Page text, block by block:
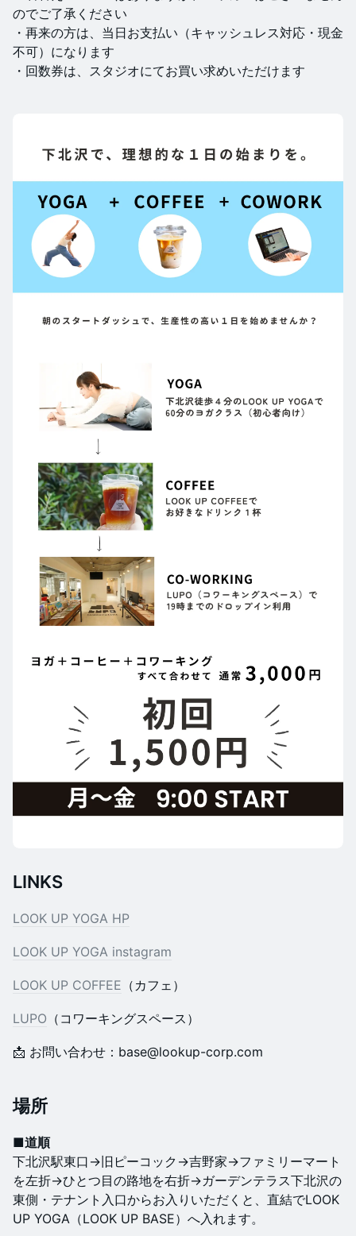
のでご了承ください
​・再来の方は、当日お支払い（キャッシュレス対応・現金
不可）になります
​・回数券は、スタジオにてお買い求めいただけます
LINKS
LOOK UP YOGA HP
LOOK UP YOGA instagram
LOOK UP COFFEE （カフェ）
LUPO （コワーキングスペース）
📩 お問い合わせ：base@lookup-corp.com
場所
■道順
下北沢駅東口→旧ピーコック→吉野家→ファミリーマート
を左折→ひとつ目の路地を右折→ガーデンテラス下北沢の
東側・テナント入口からお入りいただくと、直結でLOOK
UP YOGA（LOOK UP BASE）へ入れます。